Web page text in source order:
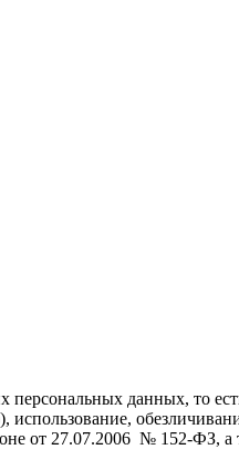
данных, то
от 27.07.2006 № 152-ФЗ, а